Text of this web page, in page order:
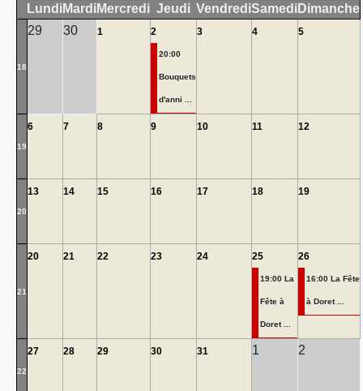
LundiMardiMercredi Jeudi VendrediSamediDimanche
18
29 30 1 2
20:00
Bouquets
d'anni ...
3 4 5
19
6 7 8 9 10 11 12
20
13 14 15 16 17 18 19
21
20 21 22 23 24 25
19:00 La
Fête à
Doret ...
26
16:00 La Fête
à Doret ...
22
27 28 29 30 31 1 2